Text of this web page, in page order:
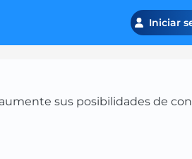
Iniciar
sus posibilidades de